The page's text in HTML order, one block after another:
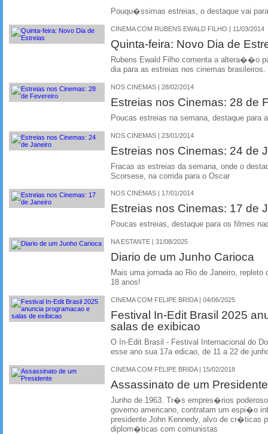
Pouqu�ssimas estreias, o destaque vai
CINEMA COM RUBENS EWALD FILHO | 11/03/2014
Quinta-feira: Novo Dia de
Rubens Ewald Filho comenta a altera��o
dia para as estreias nos cinemas brasileiros.
NOS CINEMAS | 28/02/2014
Estreias nos Cinemas: 28 de
Poucas estreias na semana, destaque
NOS CINEMAS | 23/01/2014
Estreias nos Cinemas: 24 de
Fracas as estreias da semana, onde o
Scorsese, na corrida para o Oscar
NOS CINEMAS | 17/01/2014
Estreias nos Cinemas: 17 de
Poucas estreias, destaque para os filmes
NA ESTANTE | 31/08/2025
Diario de um Junho Carioca
Mais uma jornada ao Rio de Janeiro,
18 anos!
CINEMA COM FELIPE BRIDA | 04/06/2025
Festival In-Edit Brasil 2025
salas de exibicao
O In-Edit Brasil - Festival Internacional do
esse ano sua 17a edicao, de 11 a 22 de
CINEMA COM FELIPE BRIDA | 15/02/2018
Assassinato de um Presidente
Junho de 1963. Tr�s empres�rios
governo americano, contratam um espi�o
presidente John Kennedy, alvo de cr�ticas
diplom�ticas com comunistas